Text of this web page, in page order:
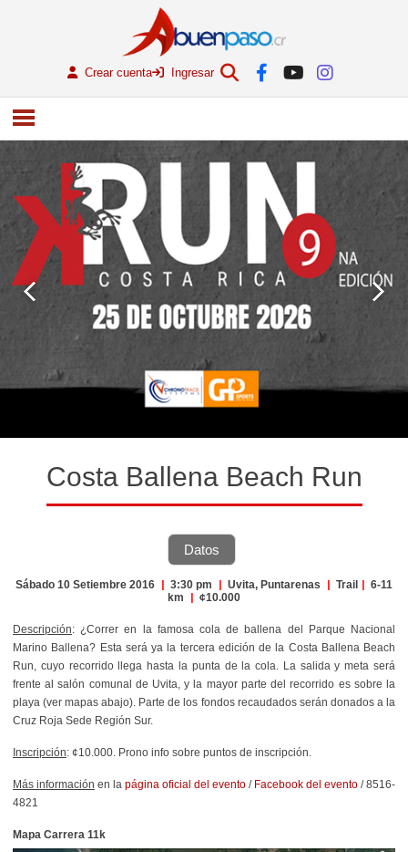
Crear cuenta Ingresar
Costa Ballena Beach Run
Datos
Sábado 10 Setiembre 2016 | 3:30 pm | Uvita, Puntarenas | Trail | 6-11
km
| ¢10.000
Descripción: ¿Correr en la famosa cola de ballena del Parque Nacional
Marino Ballena? Esta será ya la tercera edición de la Costa Ballena Beach
Run, cuyo recorrido llega hasta la punta de la cola. La salida y meta será
frente al salón comunal de Uvita, y la mayor parte del recorrido es sobre la
playa (ver mapas abajo). Parte de los fondos recaudados serán donados a la
Cruz Roja Sede Región Sur.
Inscripción: ¢10.000. Prono info sobre puntos de inscripción.
Más información en la página oficial del evento / Facebook del evento / 8516-
4821
Mapa Carrera 11k